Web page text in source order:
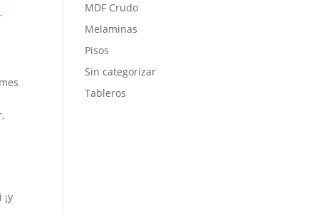
MDF Crudo
Melaminas
Pisos
Sin categorizar
Tableros